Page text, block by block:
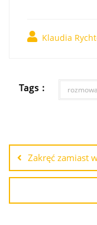
Klaudia
Tags : rozmowa
Zakręć zamiast